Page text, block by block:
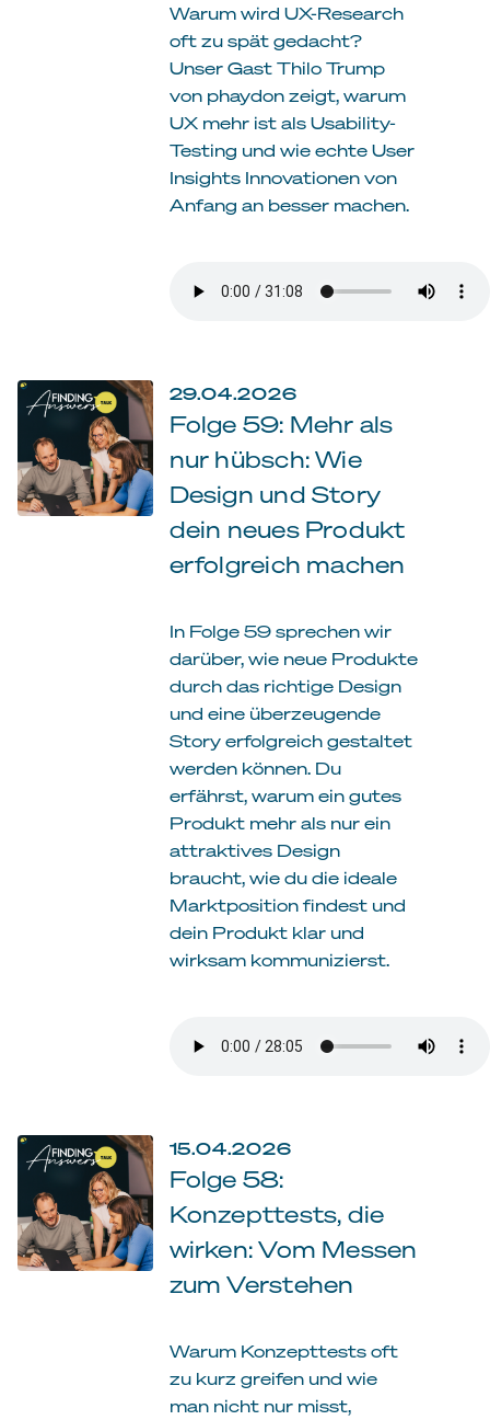
Warum wird UX-Research
oft zu spät gedacht?
Unser Gast Thilo Trump
von phaydon zeigt, warum
UX mehr ist als Usability-
Testing und wie echte User
Insights Innovationen von
Anfang an besser machen.
29.04.2026
Folge 59: Mehr als
nur hübsch: Wie
Design und Story
dein neues Produkt
erfolgreich machen
In Folge 59 sprechen wir
darüber, wie neue Produkte
durch das richtige Design
und eine überzeugende
Story erfolgreich gestaltet
werden können. Du
erfährst, warum ein gutes
Produkt mehr als nur ein
attraktives Design
braucht, wie du die ideale
Marktposition findest und
dein Produkt klar und
wirksam kommunizierst.
15.04.2026
Folge 58:
Konzepttests, die
wirken: Vom Messen
zum Verstehen
Warum Konzepttests oft
zu kurz greifen und wie
man nicht nur misst,